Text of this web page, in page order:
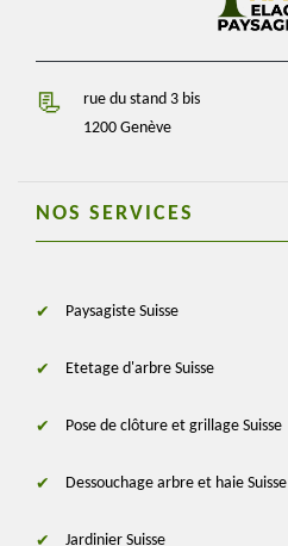
rue du stand 3 bis
1200 Genève
NOS SERVICES
Paysagiste Suisse
Etetage d'arbre Suisse
Pose de clôture et grillage Suisse
Dessouchage arbre et haie Suisse
Jardinier Suisse